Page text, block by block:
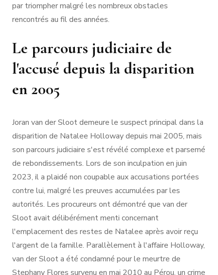
par triompher malgré les nombreux obstacles
rencontrés au fil des années.
Le parcours judiciaire de
l'accusé depuis la disparition
en 2005
Joran van der Sloot demeure le suspect principal dans la
disparition de Natalee Holloway depuis mai 2005, mais
son parcours judiciaire s'est révélé complexe et parsemé
de rebondissements. Lors de son inculpation en juin
2023, il a plaidé non coupable aux accusations portées
contre lui, malgré les preuves accumulées par les
autorités. Les procureurs ont démontré que van der
Sloot avait délibérément menti concernant
l'emplacement des restes de Natalee après avoir reçu
l'argent de la famille. Parallèlement à l'affaire Holloway,
van der Sloot a été condamné pour le meurtre de
Stephany Flores survenu en mai 2010 au Pérou, un crime